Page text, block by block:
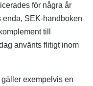
för några år
enda, SEK-handboken
till
använts flitigt inom
exempelvis en